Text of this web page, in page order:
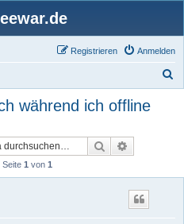
Anmelden
Registrieren
während ich offline
Suche
Seite 1 von 1